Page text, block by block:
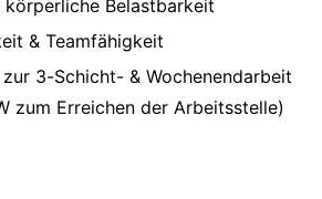
Belastbarkeit
& Teamfähigkeit
3-Schicht- & Wochenendarbeit
zum Erreichen der Arbeitsstelle)